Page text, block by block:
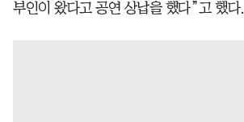
부인이 왔다고 공연 상납을 했다”고 했다.